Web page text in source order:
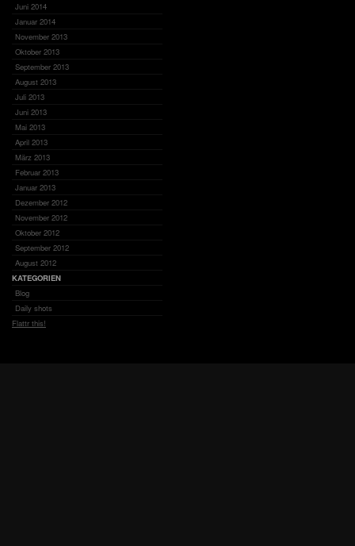
Juni 2014
Januar 2014
November 2013
Oktober 2013
September 2013
August 2013
Juli 2013
Juni 2013
Mai 2013
April 2013
März 2013
Februar 2013
Januar 2013
Dezember 2012
November 2012
Oktober 2012
September 2012
August 2012
KATEGORIEN
Blog
Daily shots
Flattr this!